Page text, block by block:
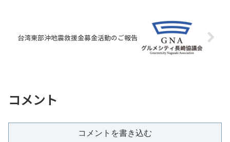
台湾東部沖地震救援金募金活動のご報告
コメント
コメントを書き込む